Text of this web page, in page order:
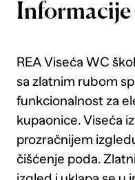
REA Viseća WC
sa zlatnim rubom
funkcionalnost za
kupaonice. Viseća
prozračnijem
čišćenje poda.